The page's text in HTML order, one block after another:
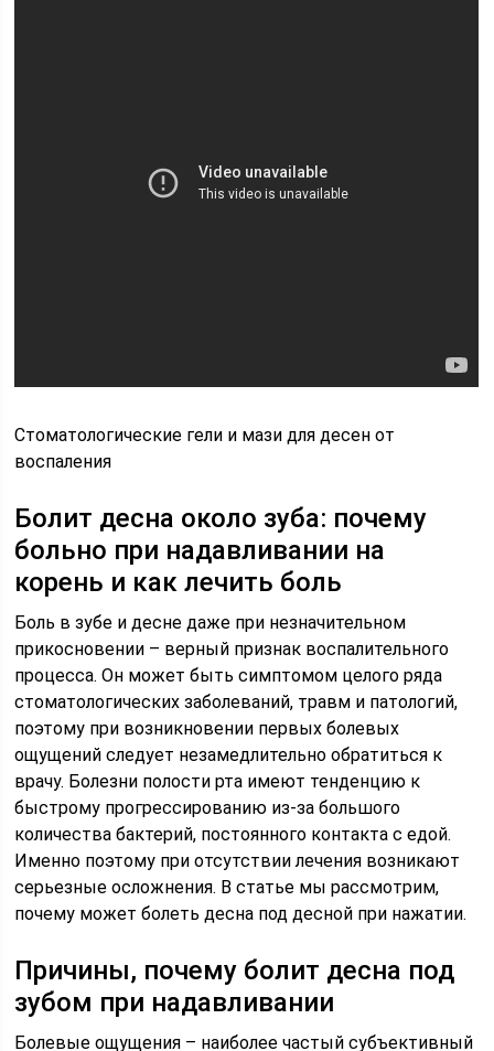
Стоматологические гели и мази для десен от
воспаления
Болит десна около зуба: почему
больно при надавливании на
корень и как лечить боль
Боль в зубе и десне даже при незначительном
прикосновении – верный признак воспалительного
процесса. Он может быть симптомом целого ряда
стоматологических заболеваний, травм и патологий,
поэтому при возникновении первых болевых
ощущений следует незамедлительно обратиться к
врачу. Болезни полости рта имеют тенденцию к
быстрому прогрессированию из-за большого
количества бактерий, постоянного контакта с едой.
Именно поэтому при отсутствии лечения возникают
серьезные осложнения. В статье мы рассмотрим,
почему может болеть десна под десной при нажатии.
Причины, почему болит десна под
зубом при надавливании
Болевые ощущения – наиболее частый субъективный